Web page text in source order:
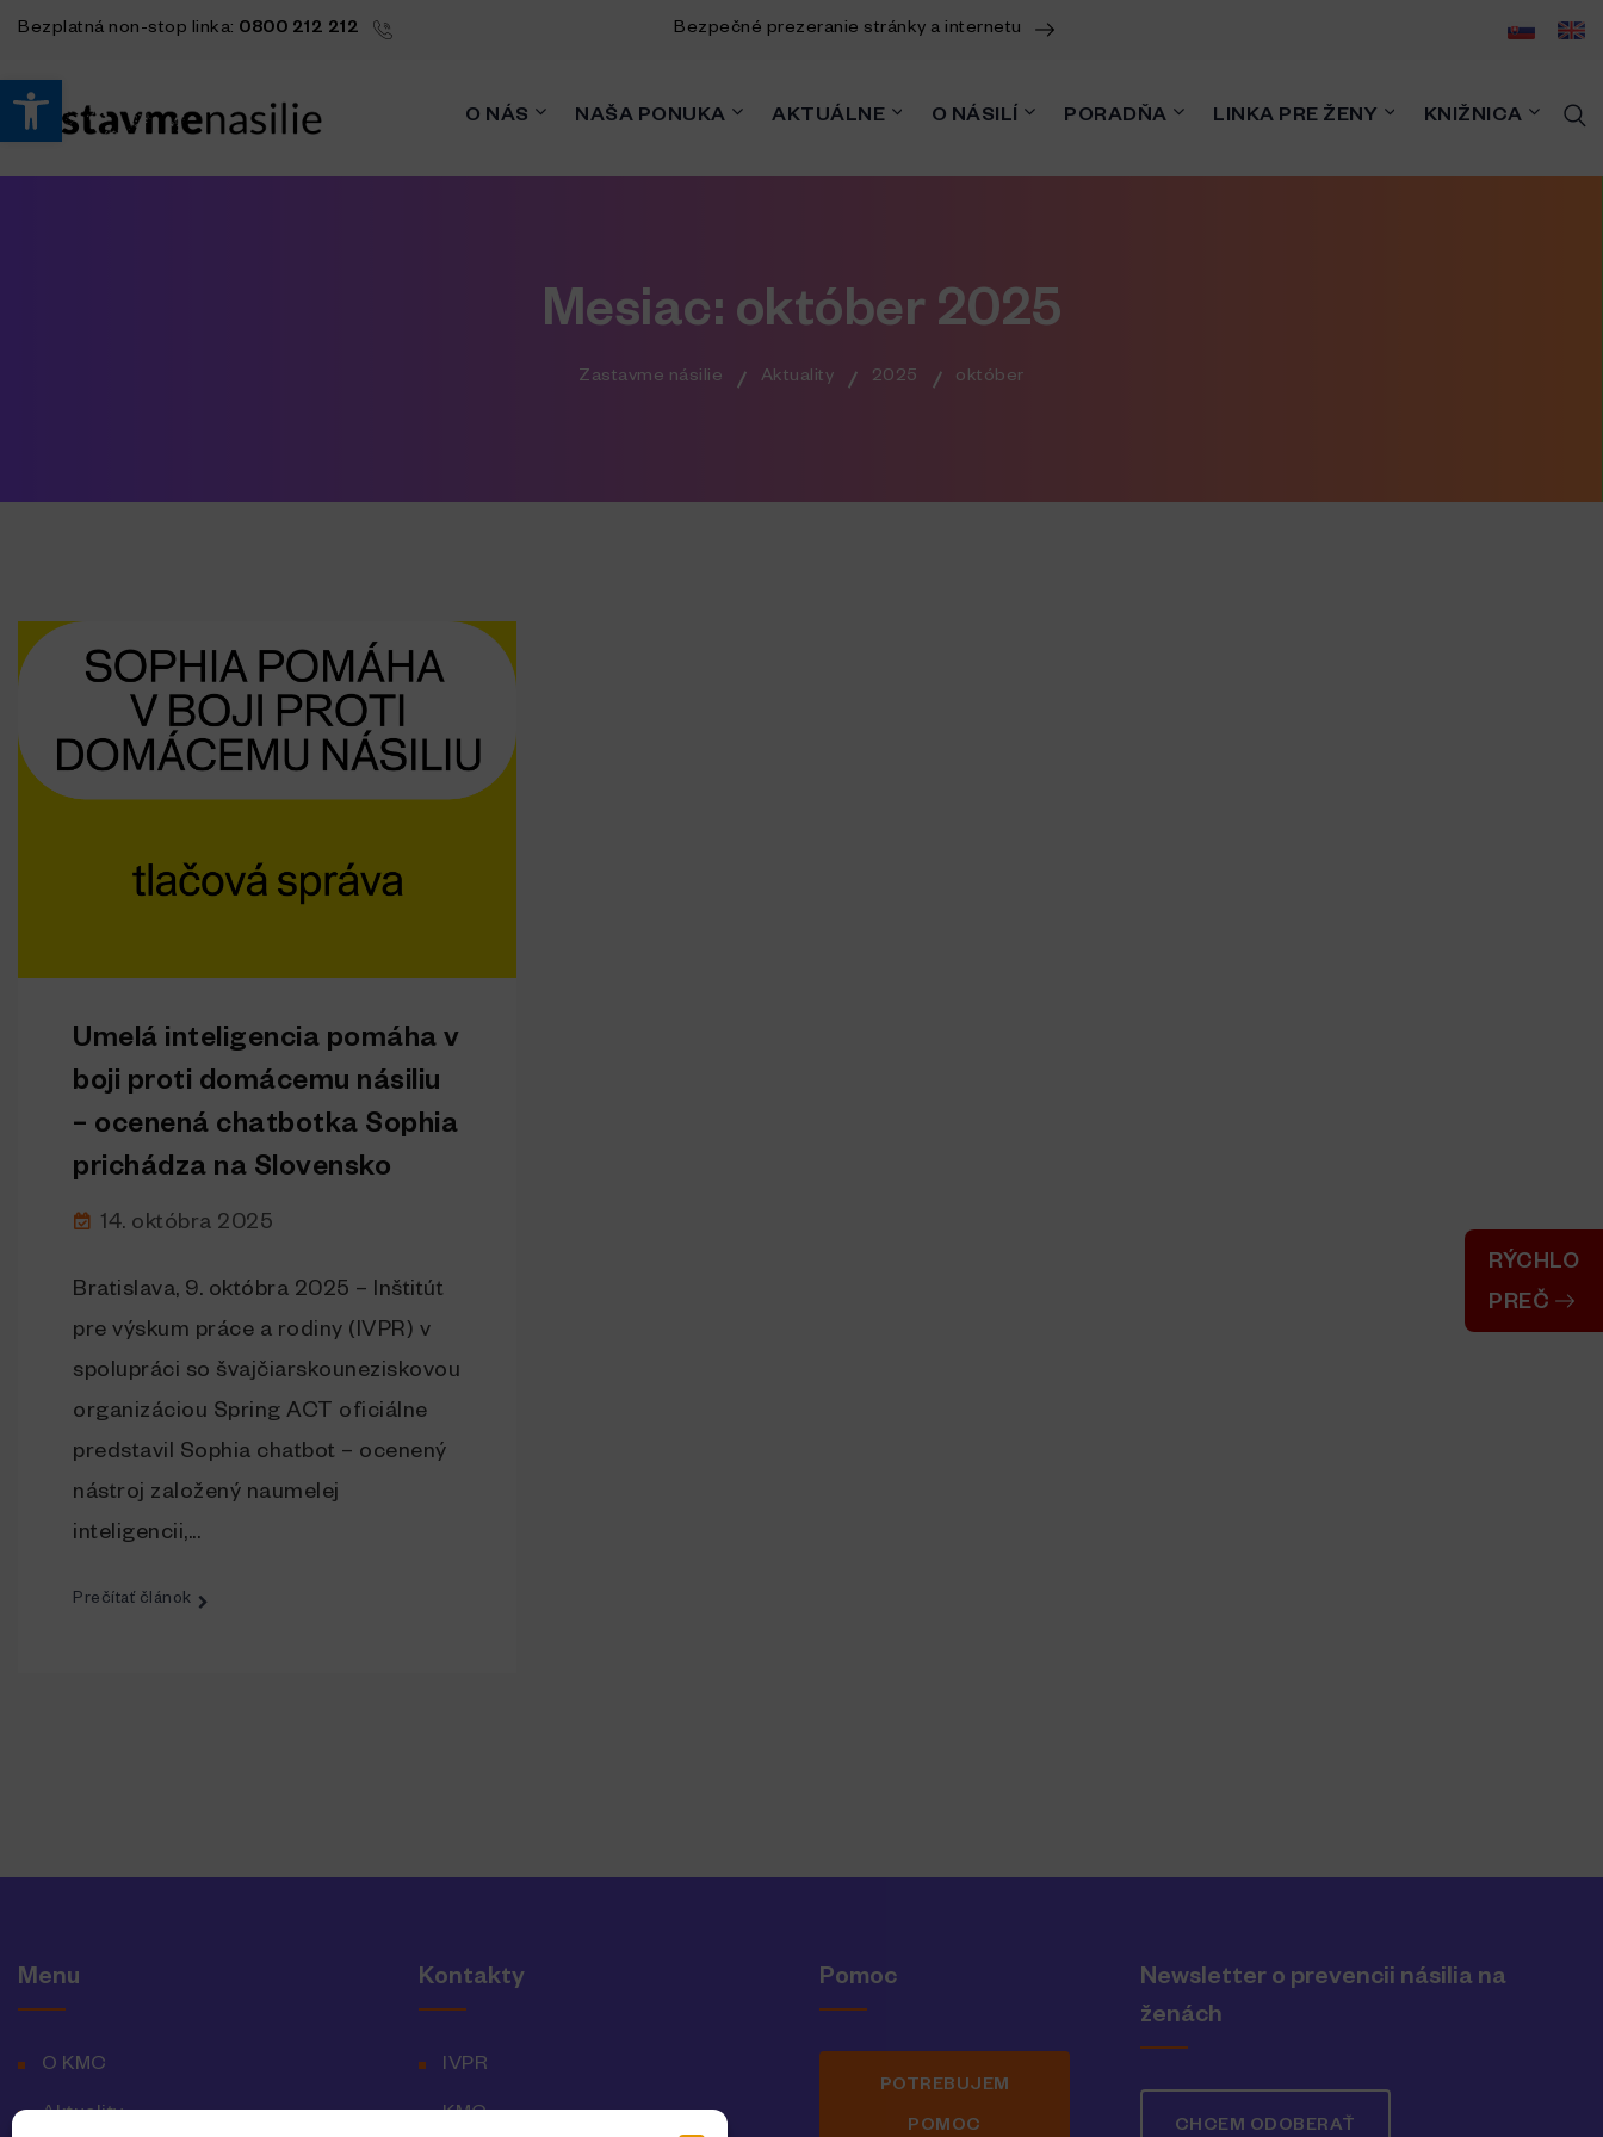
Open toolbar
Bezplatná non-stop linka: 0800 212 212 Bezpečné prezeranie stránky a internetu
RÝCHLO
PREČ
O NÁS NAŠA PONUKA AKTUÁLNE O NÁSILÍ PORADŇA LINKA PRE ŽENY KNIŽNICA
Mesiac: október 2025
Zastavme násilie Aktuality 2025 október
Umelá inteligencia pomáha v
boji proti domácemu násiliu
– ocenená chatbotka Sophia
prichádza na Slovensko
14. októbra 2025
Bratislava, 9. októbra 2025 – Inštitút
pre výskum práce a rodiny (IVPR) v
spolupráci so švajčiarskouneziskovou
organizáciou Spring ACT oficiálne
predstavil Sophia chatbot – ocenený
nástroj založený naumelej
inteligencii,...
Prečítať článok
Menu
O KMC
Aktuality
Kontakty
IVPR
KMC
Pomoc
POTREBUJEM
POMOC
Newsletter o prevencii násilia na
ženách
CHCEM ODOBERAŤ